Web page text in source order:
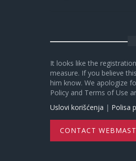
It looks like the
measure. If you believe
him know. We apologize
Policy and Terms of Use
Uslovi korišćenja | Polisa
CONTACT